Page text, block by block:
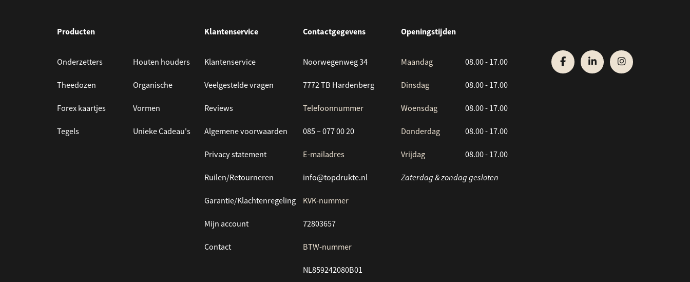
Producten
Onderzetters
Theedozen
Forex kaartjes
Tegels
Houten houders
Organische
Vormen
Unieke Cadeau's
Klantenservice
Klantenservice
Veelgestelde vragen
Reviews
Algemene voorwaarden
Privacy statement
Ruilen/Retourneren
Garantie/Klachtenregeling
Mijn account
Contact
Contactgegevens
Noorwegenweg 34
7772 TB Hardenberg
Telefoonnummer
085 – 077 00 20
E-mailadres
info@topdrukte.nl
KVK-nummer
72803657
BTW-nummer
NL859242080B01
Openingstijden
Maandag 08.00 - 17.00
Dinsdag 08.00 - 17.00
Woensdag 08.00 - 17.00
Donderdag 08.00 - 17.00
Vrijdag 08.00 - 17.00
Zaterdag & zondag gesloten